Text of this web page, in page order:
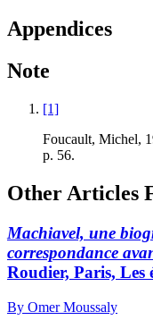
Appendices
Note
[1]
Foucault, Michel,
p. 56.
Other Articles
Machiavel, une
correspondance
Roudier, Paris, Les
By Omer Moussaly